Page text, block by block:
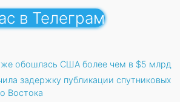
в Телеграм
обошлась США более чем в $5 млрд
задержку публикации спутниковых
Востока